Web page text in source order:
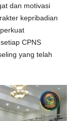
dan motivasi
kepribadian
CPNS
yang telah